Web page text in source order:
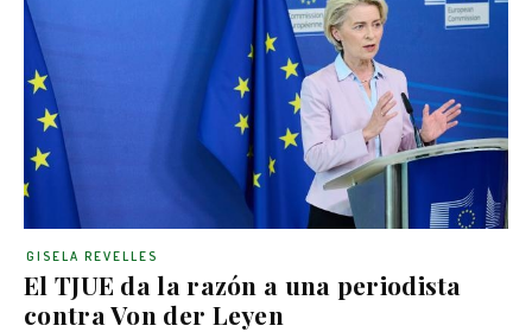
El TJUE da la razón a una periodista
contra Von der Leyen
GISELA REVELLES